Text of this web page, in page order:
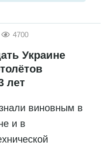
4700
Украине
лет
виновным в
и в